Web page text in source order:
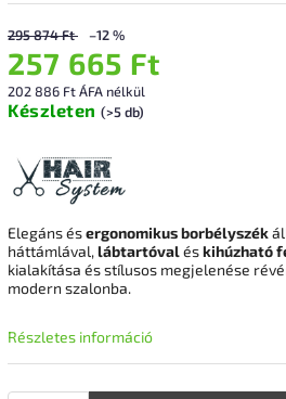
295 874 Ft –12 %
257 665 Ft
202 886 Ft ÁFA nélkül
Készleten (>5 db)
Elegáns ésergonomikus borbélyszék
háttámlával,lábtartóvaléskihúzható
kialakítása és stílusos megjelenése
modern szalonba.
Részletes információ